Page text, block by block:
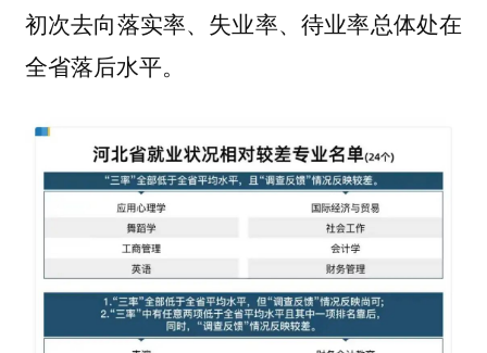
初次去向落实率、失业率、待业率总体处在
全省落后水平。